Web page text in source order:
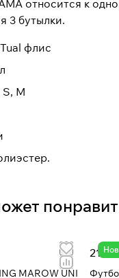
относится к
3 бутылки.
флис
M
MAROW UNI
21